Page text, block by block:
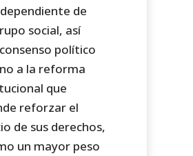
de
social, así
político
a la reforma
que
reforzar el
de sus derechos,
un mayor peso